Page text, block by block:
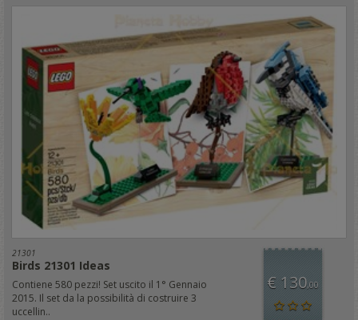
21301
Birds 21301 Ideas
Contiene 580 pezzi! Set uscito il 1° Gennaio
2015. Il set da la possibilità di costruire 3
uccellin..
€ 130,00